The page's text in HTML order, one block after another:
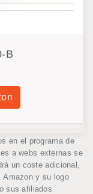
B
en el programa de
a webs externas se
un coste adicional,
Amazon y su logo
sus afiliados